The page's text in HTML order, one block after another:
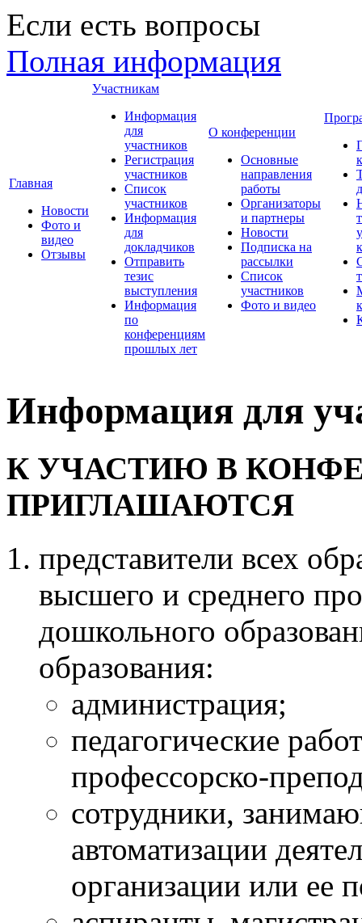
Если есть вопросы
Полная информация
Главная
Новости
Фото и
видео
Отзывы
Участникам
Информация
для
участников
Регистрация
участников
Список
участников
Информация
для
докладчиков
Отправить
тезис
выступления
Информация
по
конференциям
прошлых лет
О конференции
Основные
направления
работы
Организаторы
и партнеры
Новости
Подписка на
рассылки
Список
участников
Фото и видео
Информация для
К УЧАСТИЮ В
ПРИГЛАШАЮТСЯ
представители всех
высшего и среднего
дошкольного
образования:
администрация;
педагогические
профессорско-
сотрудники,
автоматизации
организации или ее